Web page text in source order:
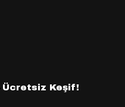
Ücretsiz Keşif!